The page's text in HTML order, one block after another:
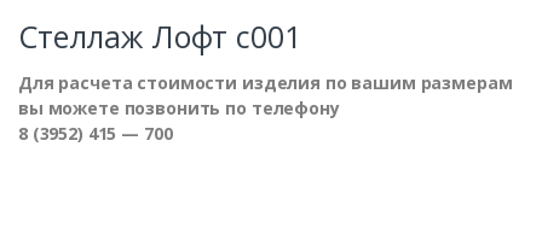
Стеллаж Лофт с001
Для расчета стоимости изделия по вашим размерам
вы можете позвонить по телефону
8 (3952) 415 — 700